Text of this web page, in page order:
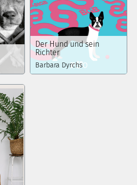
Der Hund und sein
Richter
Barbara Dyrchs